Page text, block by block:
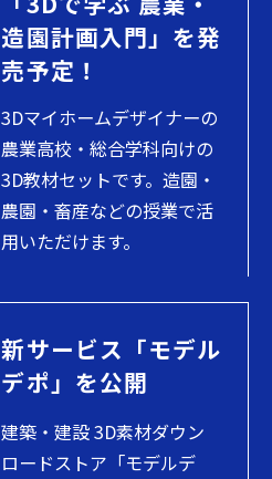
造園計画入門」を発
売予定！
3Dマイホームデザイナーの
農業高校・総合学科向けの
3D教材セットです。造園・
農園・畜産などの授業で活
用いただけます。
新サービス「モデル
デポ」を公開
建築・建設 3D素材ダウン
ロードストア「モデルデ